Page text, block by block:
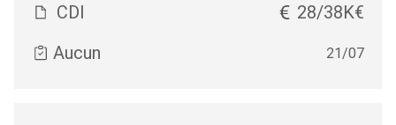
CDI
28/38K€
Aucun
21/07